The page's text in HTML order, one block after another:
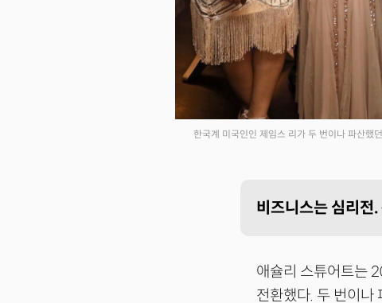
한국계 미국인인 제임스 리가 두 번이나 파산했
비즈니스는 심리전
애슐리 스튜어트는
전환했다. 두 번이나